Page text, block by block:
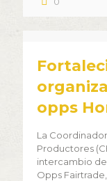
opps
La
Productores
intercambio de
Opps